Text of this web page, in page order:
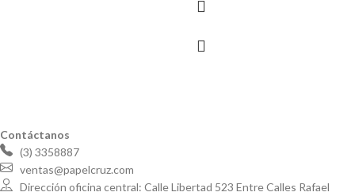
Contáctanos
(3) 3358887
ventas@papelcruz.com
Dirección oficina central: Calle Libertad 523 Entre Calles Rafael